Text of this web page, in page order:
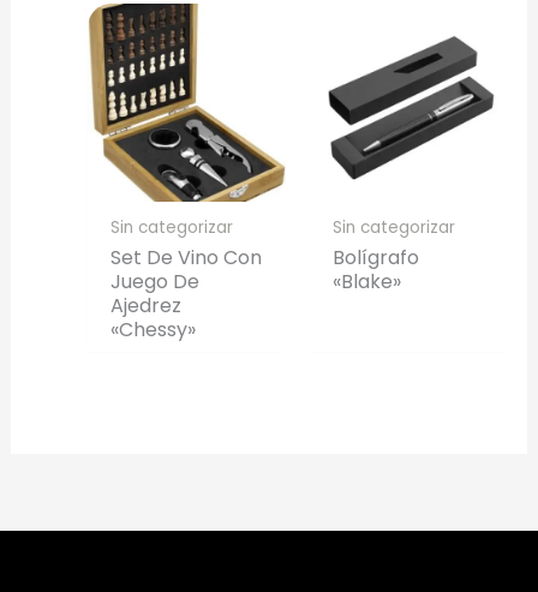
Sin categorizar
Set De Vino Con
Juego De
Ajedrez
«Chessy»
Sin categorizar
Bolígrafo
«Blake»